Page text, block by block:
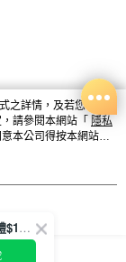
之詳情，及若您不希
請參閱本網站「 隱私
本公司得按本網站使
🎉您有一份專屬好禮$100正等著您🎁